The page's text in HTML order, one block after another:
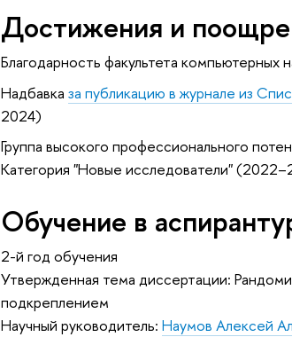
Достижения и
Благодарность факультета
Надбавказа публикацию в журнале из
2024)
Группа высокого профессионального
Категория "Новые исследователи"
Обучение в
2-й год обучения
Утвержденная тема диссертации:
подкреплением
Научный руководитель:Наумов Алексей